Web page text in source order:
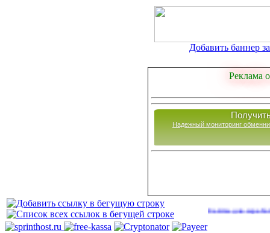
Добавить баннер
Реклама
Надежный мониторинг
Сайты для заработка в